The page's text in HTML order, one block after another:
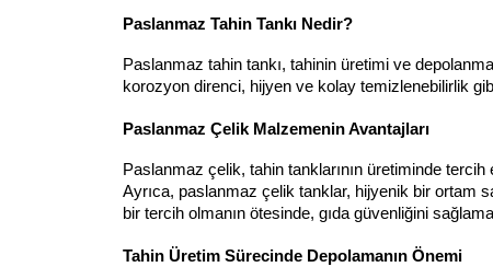
Paslanmaz Tahin Tankı Nedir?
Paslanmaz tahin tankı, tahinin üretimi ve
korozyon direnci, hijyen ve kolay temizlenebilirlik
Paslanmaz Çelik Malzemenin Avantajları
Paslanmaz çelik, tahin tanklarının üretiminde
Ayrıca, paslanmaz çelik tanklar, hijyenik bir ortam
bir tercih olmanın ötesinde, gıda güvenliğini
Tahin Üretim Sürecinde Depolamanın Önemi